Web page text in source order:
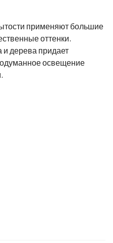
применяют большие
оттенки.
и дерева придает
освещение